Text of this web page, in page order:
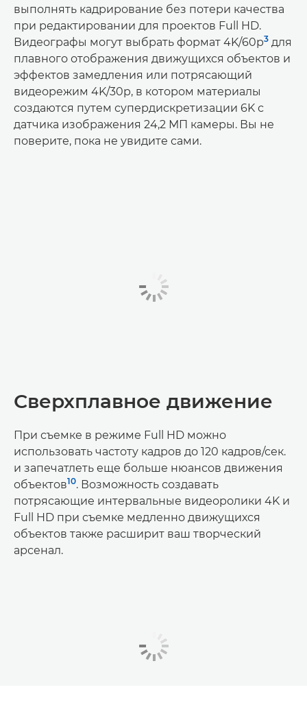
выполнять кадрирование без потери качества
при редактировании для проектов Full HD.
Видеографы могут выбрать формат 4K/60p3 для
плавного отображения движущихся объектов и
эффектов замедления или потрясающий
видеорежим 4K/30p, в котором материалы
создаются путем супердискретизации 6K с
датчика изображения 24,2 МП камеры. Вы не
поверите, пока не увидите сами.
Сверхплавное движение
При съемке в режиме Full HD можно
использовать частоту кадров до 120 кадров/сек.
и запечатлеть еще больше нюансов движения
объектов10. Возможность создавать
потрясающие интервальные видеоролики 4K и
Full HD при съемке медленно движущихся
объектов также расширит ваш творческий
арсенал.